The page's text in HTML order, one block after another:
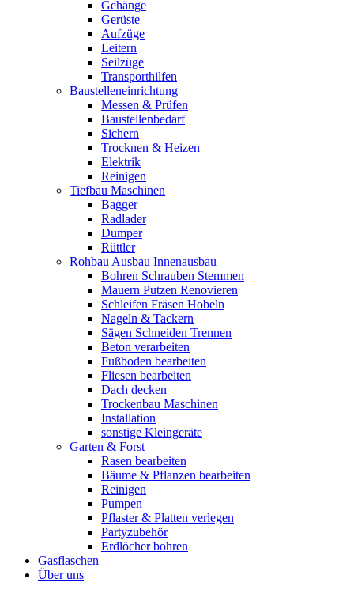
Gehänge
Gerüste
Aufzüge
Leitern
Seilzüge
Transporthilfen
Baustelleneinrichtung
Messen & Prüfen
Baustellenbedarf
Sichern
Trocknen & Heizen
Elektrik
Reinigen
Tiefbau Maschinen
Bagger
Radlader
Dumper
Rüttler
Rohbau Ausbau Innenausbau
Bohren Schrauben Stemmen
Mauern Putzen Renovieren
Schleifen Fräsen Hobeln
Nageln & Tackern
Sägen Schneiden Trennen
Beton verarbeiten
Fußboden bearbeiten
Fliesen bearbeiten
Dach decken
Trockenbau Maschinen
Installation
sonstige Kleingeräte
Garten & Forst
Rasen bearbeiten
Bäume & Pflanzen bearbeiten
Reinigen
Pumpen
Pflaster & Platten verlegen
Partyzubehör
Erdlöcher bohren
Gasflaschen
Über uns